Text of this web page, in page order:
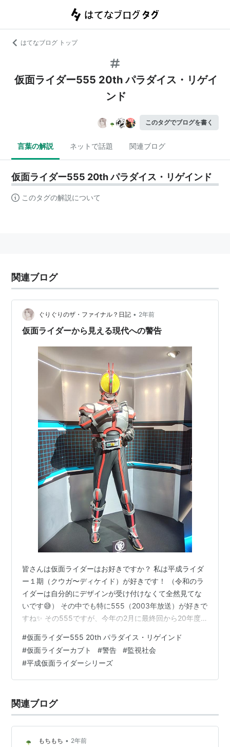
はてなブログ トップ
仮面ライダー555 20th パラダイス・リゲイ
ンド
このタグでブログを書く
言葉の解説 ネットで話題 関連ブログ
仮面ライダー555 20th パラダイス・リゲインド
このタグの解説について
関連ブログ
ぐりぐりのザ・ファイナル？日記 • 2年前
仮面ライダーから見える現代への警告
皆さんは仮面ライダーはお好きですか？ 私は平成ライダ
ー１期（クウガ〜ディケイド）が好きです！ （令和のラ
イダーは自分的にデザインが受け付けなくて全然見てな
いです😅） その中でも特に555（2003年放送）が好きで
すね✨ その555ですが、今年の2月に最終回から20年度
た！もちろん私も映画館で見まして、グロいシーンは多
少ありましたが、面白くて楽しめました！ ファイズ。写
真は2023年秋葉原で開催された展示会にて この映画では
本編では普通の大企業であり、怪人のオルフェノクの隠
になって逆にオルフェノク…
#仮面ライダー555 20th パラダイス・リゲインド
#仮面ライダーカブト #警告 #監視社会
#平成仮面ライダーシリーズ
関連ブログ
もちもち • 2年前